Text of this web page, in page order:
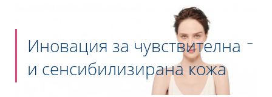
Иновация за чувствителна
и сенсибилизирана кожа